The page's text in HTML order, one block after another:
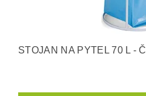
STOJAN NA PYTEL 70 L -